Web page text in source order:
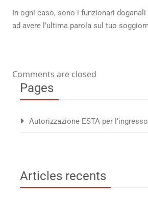
In ogni caso, sono i funzionari
ad avere l’ultima parola sul tuo
Comments are closed
Pages
Autorizzazione ESTA per
Articles recents